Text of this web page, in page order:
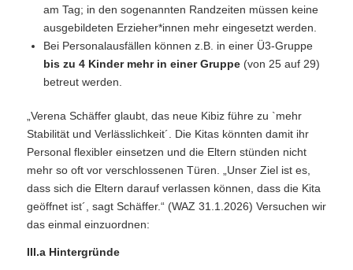
am Tag; in den sogenannten Randzeiten müssen keine
ausgebildeten Erzieher*innen mehr eingesetzt werden.
Bei Personalausfällen können z.B. in einer Ü3-Gruppe
bis zu 4 Kinder mehr in einer Gruppe(von 25 auf 29)
betreut werden.
„Verena Schäffer glaubt, das neue Kibiz führe zu `mehr
Stabilität und Verlässlichkeit´. Die Kitas könnten damit ihr
Personal flexibler einsetzen und die Eltern stünden nicht
mehr so oft vor verschlossenen Türen. „Unser Ziel ist es,
dass sich die Eltern darauf verlassen können, dass die Kita
geöffnet ist´, sagt Schäffer.“ (WAZ 31.1.2026) Versuchen wir
das einmal einzuordnen:
III.a Hintergründe